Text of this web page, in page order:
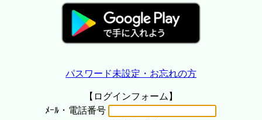
パスワード未設定・お忘れの方
【ログインフォーム】
ﾒｰﾙ・電話番号